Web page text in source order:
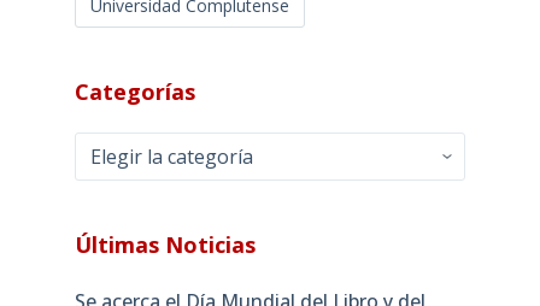
Universidad Complutense
Categorías
Categorías
Últimas Noticias